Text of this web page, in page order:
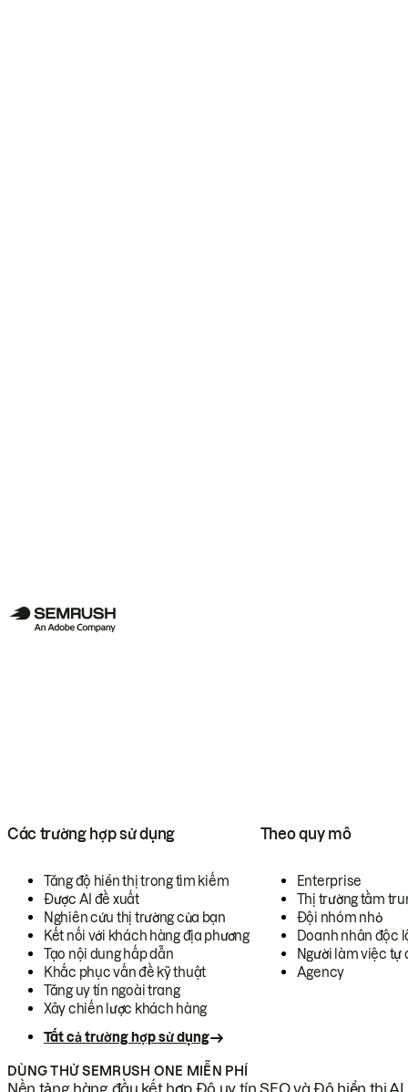
Các trường hợp sử dụng
Tăng độ hiển thị trong tìm kiếm
Được AI đề xuất
Nghiên cứu thị trường của bạn
Kết nối với khách hàng địa phương
Tạo nội dung hấp dẫn
Khắc phục vấn đề kỹ thuật
Tăng uy tín ngoài trang
Xây chiến lược khách hàng
Tất cả trường hợp sử dụng
Theo quy mô
Enterprise
Thị trường tầm
Đội nhóm nhỏ
Doanh nhân độc
Người làm việc tự
Agency
DÙNG THỬ SEMRUSH ONE MIỄN PHÍ
Nền tảng hàng đầu kết hợp Độ uy tín SEO và Độ hiển thị AI.